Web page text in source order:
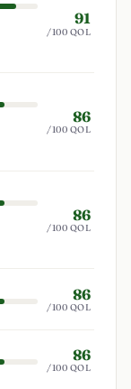
91
/100 QOL
86
/100 QOL
86
/100 QOL
86
/100 QOL
86
/100 QOL